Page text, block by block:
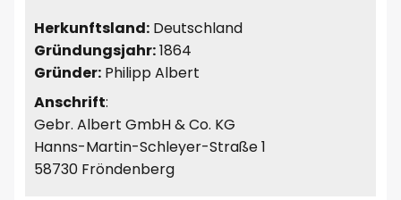
Herkunftsland: Deutschland
Gründungsjahr:1864
Gründer: Philipp Albert
Anschrift:
Gebr. Albert GmbH & Co. KG
Hanns-Martin-Schleyer-Straße 1
58730 Fröndenberg